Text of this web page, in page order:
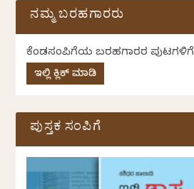
ನಮ್ಮ ಬರಹಗಾರರು
ಕೆಂಡಸಂಪಿಗೆಯ ಬರಹಗಾರರ ಪುಟಗಳಿಗೆ
ಇಲ್ಲಿ ಕ್ಲಿಕ್ ಮಾಡಿ
ಪುಸ್ತಕ ಸಂಪಿಗೆ